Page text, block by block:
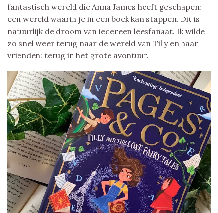
fantastisch wereld die Anna James heeft geschapen:
een wereld waarin je in een boek kan stappen. Dit is
natuurlijk de droom van iedereen leesfanaat. Ik wilde
zo snel weer terug naar de wereld van Tilly en haar
vrienden: terug in het grote avontuur.